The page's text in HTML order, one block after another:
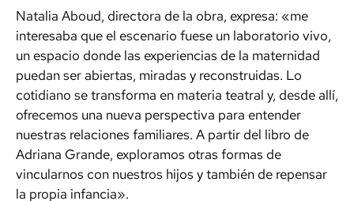
Natalia Aboud, directora de la obra, expresa: «me
interesaba que el escenario fuese un laboratorio vivo,
un espacio donde las experiencias de la maternidad
puedan ser abiertas, miradas y reconstruidas. Lo
cotidiano se transforma en materia teatral y, desde allí,
ofrecemos una nueva perspectiva para entender
nuestras relaciones familiares. A partir del libro de
Adriana Grande, exploramos otras formas de
vincularnos con nuestros hijos y también de repensar
la propia infancia».